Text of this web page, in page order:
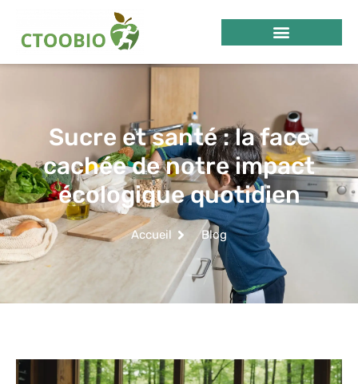
Sucre et santé : la face
cachée de notre impact
écologique quotidien
Accueil Blog